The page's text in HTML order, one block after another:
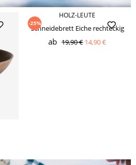
-25%
HOLZ-LEUTE
Schneidebrett Eiche rechteckig
ab 19,90 € 14,90 €